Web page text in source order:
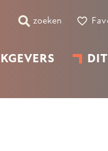
zoeken